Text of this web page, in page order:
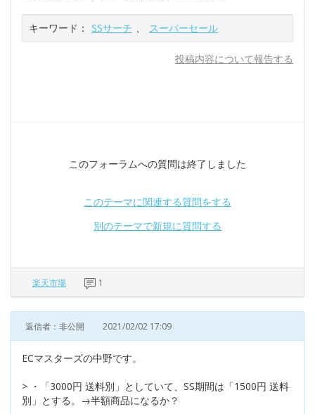
キーワード： SSサーチ 、 スーパーセール
投稿内容について報告する
このフォーラムへの質問は終了しました
このテーマに関連する質問をする
別のテーマで新規に質問する
楽天市場 1
返信者：非公開 2021/02/02 17:09
ECマスターズの中野です。
> ・「3000円 送料別」としていて、SS期間は「1500円 送料
別」とする。→半額商品になるか？